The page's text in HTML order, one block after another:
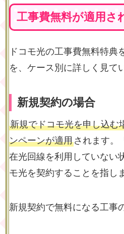
工事費無料が適用さ
ドコモ光の工事費無料特典
を、ケース別に詳しく見て
新規契約の場合
新規でドコモ光を申し込む
ンペーンが適用されます。
在光回線を利用していない
モ光を契約することを指し
新規契約で無料になる工事